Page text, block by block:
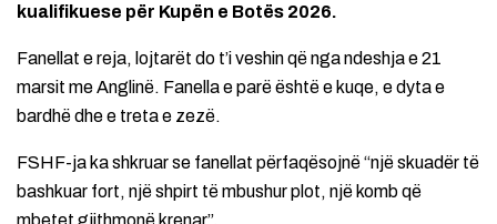
kualifikuese për Kupën e Botës 2026.
Fanellat e reja, lojtarët do t’i veshin që nga ndeshja e 21
marsit me Anglinë. Fanella e parë është e kuqe, e dyta e
bardhë dhe e treta e zezë.
FSHF-ja ka shkruar se fanellat përfaqësojnë “një skuadër të
bashkuar fort, një shpirt të mbushur plot, një komb që
mbetet gjithmonë krenar”.